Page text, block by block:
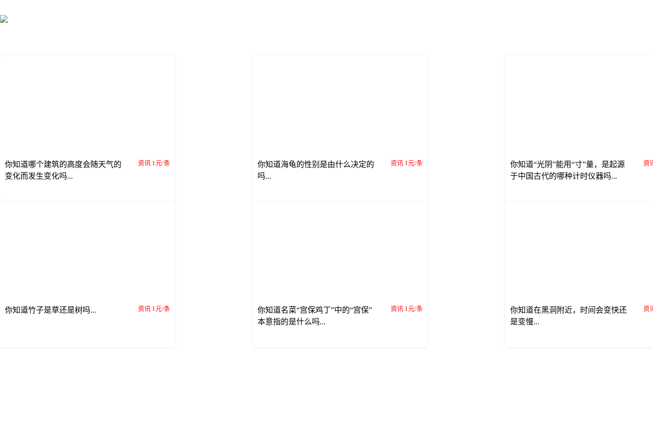
你知道哪个建筑的高度会随天气的
变化而发生变化吗...
资讯 1元/条
你知道海龟的性别是由什么决定的
吗...
资讯 1元/条
你知道“光阴”能用“寸”量，是起源
于中国古代的哪种计时仪器吗...
资
你知道竹子是草还是树吗... 资讯 1元/条
你知道名菜“宫保鸡丁”中的“宫保”
本意指的是什么吗...
资讯 1元/条
你知道在黑洞附近，时间会变快还
是变慢...
资